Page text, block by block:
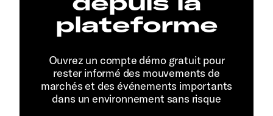
plateforme
Ouvrez un compte démo gratuit pour
rester informé des mouvements de
marchés et des événements importants
dans un environnement sans risque